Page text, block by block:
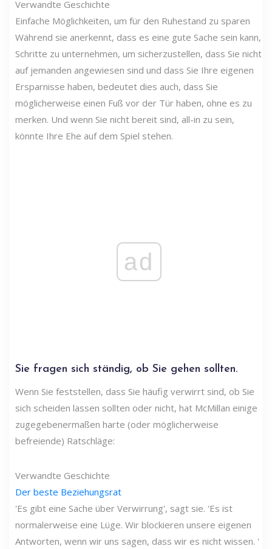
Verwandte Geschichte
Einfache Möglichkeiten, um für den Ruhestand zu sparen
Während sie anerkennt, dass es eine gute Sache sein kann,
Schritte zu unternehmen, um sicherzustellen, dass Sie nicht
auf jemanden angewiesen sind und dass Sie Ihre eigenen
Ersparnisse haben, bedeutet dies auch, dass Sie
möglicherweise einen Fuß vor der Tür haben, ohne es zu
merken. Und wenn Sie nicht bereit sind, all-in zu sein,
könnte Ihre Ehe auf dem Spiel stehen.
ad
Sie fragen sich ständig, ob Sie gehen sollten.
Wenn Sie feststellen, dass Sie häufig verwirrt sind, ob Sie
sich scheiden lassen sollten oder nicht, hat McMillan einige
zugegebenermaßen harte (oder möglicherweise
befreiende) Ratschläge:
Verwandte Geschichte
Der beste Beziehungsrat
'Es gibt eine Sache über Verwirrung', sagt sie. 'Es ist
normalerweise eine Lüge. Wir blockieren unsere eigenen
Antworten, wenn wir uns sagen, dass wir es nicht wissen. '